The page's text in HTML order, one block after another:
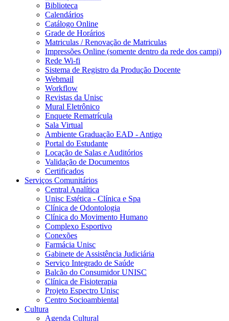
Biblioteca
Calendários
Catálogo Online
Grade de Horários
Matriculas / Renovação de Matriculas
Impressões Online (somente dentro da rede dos campi)
Rede Wi-fi
Sistema de Registro da Produção Docente
Webmail
Workflow
Revistas da Unisc
Mural Eletrônico
Enquete Rematrícula
Sala Virtual
Ambiente Graduação EAD - Antigo
Portal do Estudante
Locação de Salas e Auditórios
Validação de Documentos
Certificados
Serviços Comunitários
Central Analítica
Unisc Estética - Clínica e Spa
Clínica de Odontologia
Clínica do Movimento Humano
Complexo Esportivo
Conexões
Farmácia Unisc
Gabinete de Assistência Judiciária
Serviço Integrado de Saúde
Balcão do Consumidor UNISC
Clínica de Fisioterapia
Projeto Espectro Unisc
Centro Socioambiental
Cultura
Agenda Cultural